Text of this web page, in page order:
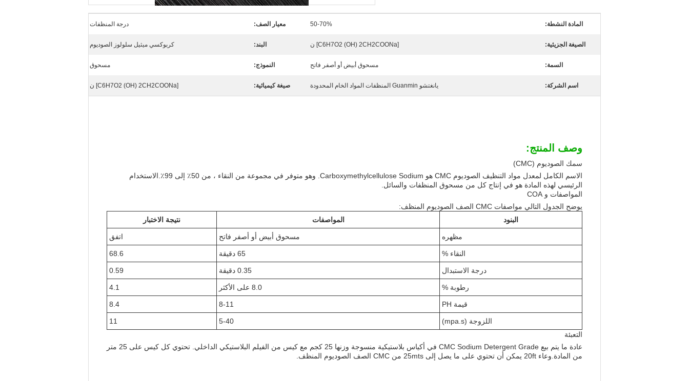
المادة النشطة: 50-70% معيار الصف: درجة المنظفات
الصيغة الجزيئية: [C6H7O2 (OH) 2CH2COONa] ن البند: كربوكسي ميثيل سلولوز الصوديوم
السمة: مسحوق أبيض أو أصفر فاتح النموذج: مسحوق
اسم الشركة: يانغتشو Guanmin المنظفات المواد الخام المحدودة صيغة كيميائية: [C6H7O2 (OH) 2CH2COONa] ن
وصف المنتج:
سمك الصوديوم (CMC)
الاسم الكامل لمعدل مواد التنظيف الصوديوم CMC هو Carboxymethylcellulose Sodium. وهو متوفر في مجموعة من النقاء ، من 50٪ إلى 99٪.الاستخدام
الرئيسي لهذه المادة هو في إنتاج كل من مسحوق المنظفات والسائل.
المواصفات و COA
يوضح الجدول التالي مواصفات CMC الصف الصوديوم المنظف:
البنود
المواصفات نتيجة الاختبار
مظهره مسحوق أبيض أو أصفر فاتح اتفق
النقاء % 65 دقيقة 68.6
درجة الاستبدال 0.35 دقيقة 0.59
رطوبة % 8.0 على الأكثر 4.1
قيمة PH 8-11
8.4
اللزوجة (mpa.s) 5-40
11
التعبئة
عادة ما يتم بيع CMC Sodium Detergent Grade في أكياس بلاستيكية منسوجة وزنها 25 كجم مع كيس من الفيلم البلاستيكي الداخلي. تحتوي كل كيس على 25 متر
من المادة.وعاء 20ft يمكن أن تحتوي على ما يصل إلى 25mts من CMC الصف الصوديوم المنظف.